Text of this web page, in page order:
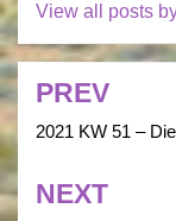
View all posts
Post
navigation
PREV
2021 KW 51 –
NEXT